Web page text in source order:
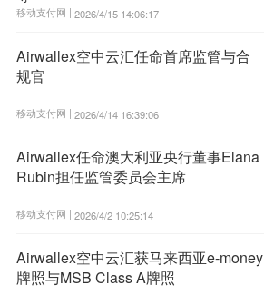
移动支付网 | 2026/4/15 14:06:17
Airwallex空中云汇任命首席监管与合
规官
移动支付网 | 2026/4/14 16:39:06
Airwallex任命澳大利亚央行董事Elana
Rubin担任监管委员会主席
移动支付网 | 2026/4/2 10:25:14
Airwallex空中云汇获马来西亚e-money
牌照与MSB Class A牌照